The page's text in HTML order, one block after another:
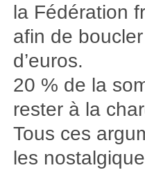
la Fédération
afin de
d’euros.
20 % de la
rester à la
Tous ces
les